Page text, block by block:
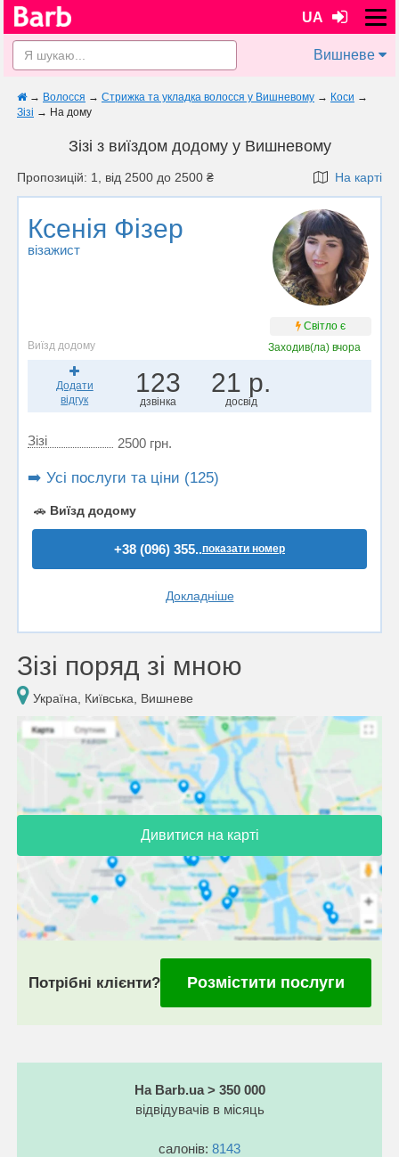
UA
Вишневе
→ Волосся → Стрижка та укладка волосся у Вишневому → Коси →
Зiзi → На дому
Зiзi з виїздом додому у Вишневому
Пропозицій: 1, від 2500 до 2500 ₴ На карті
Ксенія Фізер
візажист
Світло є
Виїзд додому
Заходив(ла) вчора
Додати
відгук
123
дзвінка
21 р.
досвід
Зiзi 2500 грн.
➡️ Усі послуги та ціни (125)
🚗 Виїзд додому
+38 (096) 355..показати номер
Докладніше
Зiзi поряд зі мною
Україна, Київська, Вишневе
Дивитися на карті
Потрібні клієнти? Розмістити послуги
На Barb.ua > 350 000
відвідувачів в місяць
салонів: 8143